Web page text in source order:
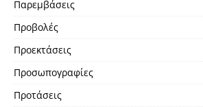
Παρεμβάσεις
Προβολές
Προεκτάσεις
Προσωπογραφίες
Προτάσεις